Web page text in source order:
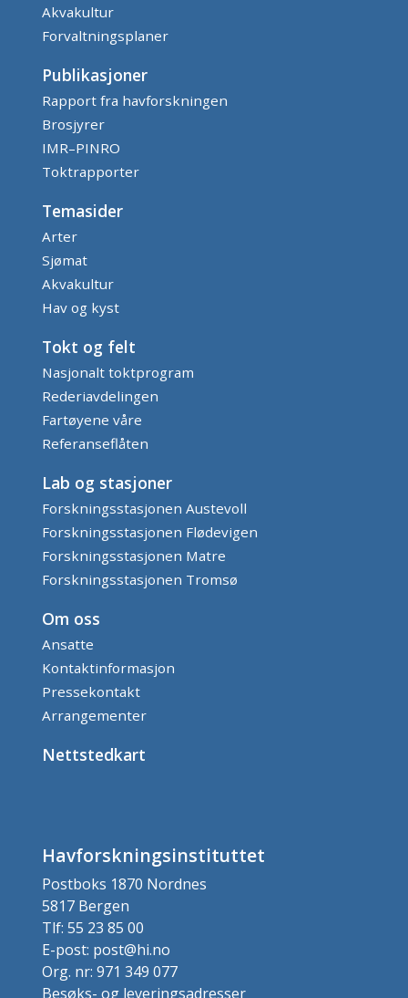
Akvakultur
Forvaltningsplaner
Publikasjoner
Rapport fra havforskningen
Brosjyrer
IMR–PINRO
Toktrapporter
Temasider
Arter
Sjømat
Akvakultur
Hav og kyst
Tokt og felt
Nasjonalt toktprogram
Rederiavdelingen
Fartøyene våre
Referanseflåten
Lab og stasjoner
Forskningsstasjonen Austevoll
Forskningsstasjonen Flødevigen
Forskningsstasjonen Matre
Forskningsstasjonen Tromsø
Om oss
Ansatte
Kontaktinformasjon
Pressekontakt
Arrangementer
Nettstedkart
Havforskningsinstituttet
Postboks 1870 Nordnes
5817 Bergen
Tlf: 55 23 85 00
E-post: post@hi.no
Org. nr: 971 349 077
Besøks- og leveringsadresser